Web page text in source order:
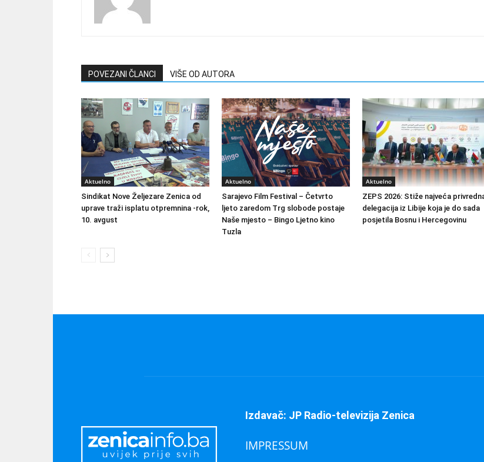
POVEZANI ČLANCI VIŠE OD AUTORA
Aktuelno
Sindikat Nove Željezare Zenica od
uprave traži isplatu otpremnina -rok,
10. avgust
Aktuelno
Sarajevo Film Festival – Četvrto
ljeto zaredom Trg slobode postaje
Naše mjesto – Bingo Ljetno kino
Tuzla
Aktuelno
ZEPS 2026: Stiže najveća
delegacija iz Libije koja je do sada
posjetila Bosnu i Hercegovinu
Izdavač: JP Radio-televizija Zenica
IMPRESSUM